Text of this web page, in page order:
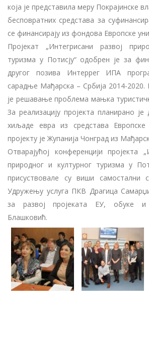
која је представила меру Покрајинске
бесповратних средстава за
се финансирају из фондова Европске
Пројекат „Интегрисани развој
туризма у Потисју“ одобрен је за
другог позива Интеррег ИПА
сарадње Мађарска – Србија 2014-2020.
је решавање проблема мањка
За реализацију пројекта планирано
хиљаде евра из средстава
пројекту је Жупанија Чонград из
Отварајућој конференцији пројекта
природног и културног туризма у
присуствовале су виши самостални
Удружењу услуга ПКВ Драгица
за развој пројеката ЕУ, обуке и
Блашковић.